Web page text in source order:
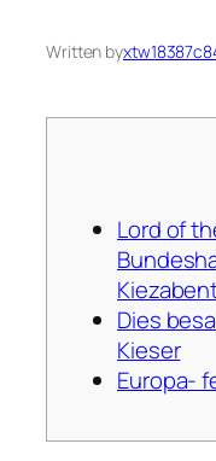
Written by
Lord of
Dies
Kieser
Europa-